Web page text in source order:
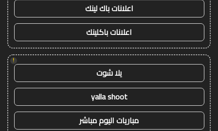
اعلانات باك لينك
اعلانات باكلينك
!
يلا شوت
yalla shoot
مباريات اليوم مباشر